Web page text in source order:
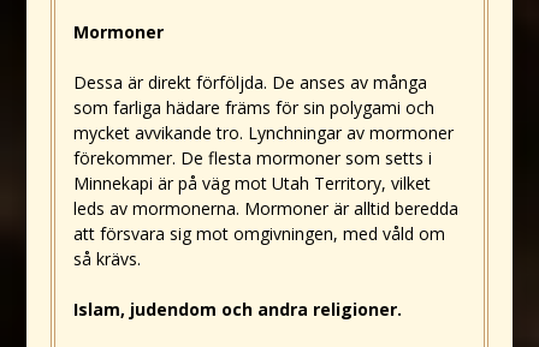
Mormoner
Dessa är direkt förföljda. De anses av många
som farliga hädare främs för sin polygami och
mycket avvikande tro. Lynchningar av mormoner
förekommer. De flesta mormoner som setts i
Minnekapi är på väg mot Utah Territory, vilket
leds av mormonerna. Mormoner är alltid beredda
att försvara sig mot omgivningen, med våld om
så krävs.
Islam, judendom och andra religioner.